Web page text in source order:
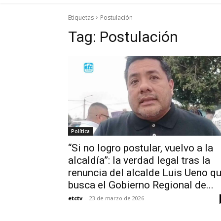
Etiquetas Postulación
Tag: Postulación
Política
“Si no logro postular, vuelvo a la
alcaldía”: la verdad legal tras la
renuncia del alcalde Luis Ueno
busca el Gobierno Regional de...
etctv - 23 de marzo de 2026